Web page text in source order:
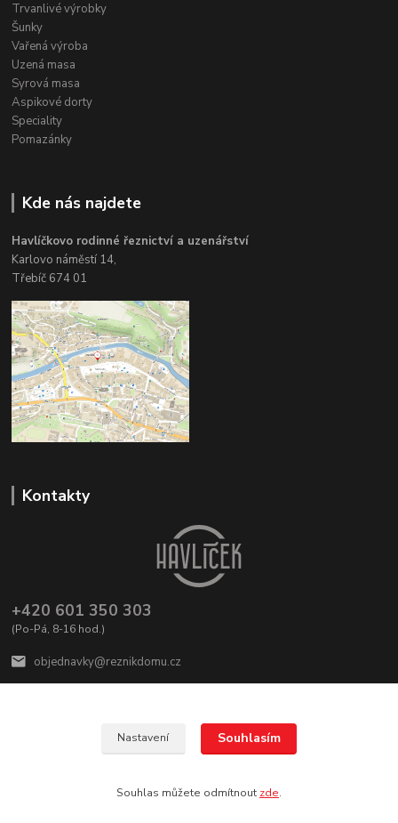
Trvanlivé výrobky
Šunky
Vařená výroba
Uzená masa
Syrová masa
Aspikové dorty
Speciality
Pomazánky
Kde nás najdete
Havlíčkovo rodinné řeznictví a uzenářství
Karlovo náměstí 14,
Třebíč 674 01
Kontakty
+420 601 350 303
(Po-Pá, 8-16 hod.)
objednavky@reznikdomu.cz
Vytvořilo TOHLETO studio
Nastavení Souhlasím
Souhlas můžete odmítnout zde.